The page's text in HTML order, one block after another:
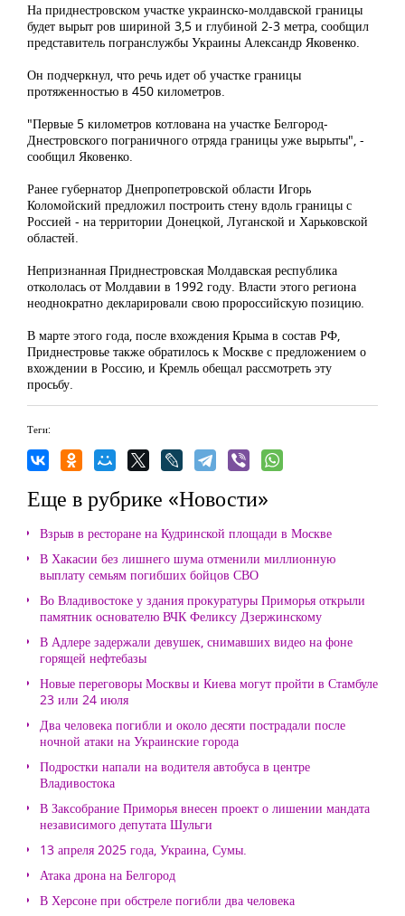
На приднестровском участке украинско-молдавской границы
будет вырыт ров шириной 3,5 и глубиной 2-3 метра, сообщил
представитель погранслужбы Украины Александр Яковенко.
Он подчеркнул, что речь идет об участке границы
протяженностью в 450 километров.
"Первые 5 километров котлована на участке Белгород-
Днестровского пограничного отряда границы уже вырыты", -
сообщил Яковенко.
Ранее губернатор Днепропетровской области Игорь
Коломойский предложил построить стену вдоль границы с
Россией - на территории Донецкой, Луганской и Харьковской
областей.
Непризнанная Приднестровская Молдавская республика
откололась от Молдавии в 1992 году. Власти этого региона
неоднократно декларировали свою пророссийскую позицию.
В марте этого года, после вхождения Крыма в состав РФ,
Приднестровье также обратилось к Москве с предложением о
вхождении в Россию, и Кремль обещал рассмотреть эту
просьбу.
Теги:
Еще в рубрике «Новости»
Взрыв в ресторане на Кудринской площади в Москве
В Хакасии без лишнего шума отменили миллионную
выплату семьям погибших бойцов СВО
Во Владивостоке у здания прокуратуры Приморья открыли
памятник основателю ВЧК Феликсу Дзержинскому
В Адлере задержали девушек, снимавших видео на фоне
горящей нефтебазы
Новые переговоры Москвы и Киева могут пройти в Стамбуле
23 или 24 июля
Два человека погибли и около десяти пострадали после
ночной атаки на Украинские города
Подростки напали на водителя автобуса в центре
Владивостока
В Заксобрание Приморья внесен проект о лишении мандата
независимого депутата Шульги
13 апреля 2025 года, Украина, Сумы.
Атака дрона на Белгород
В Херсоне при обстреле погибли два человека